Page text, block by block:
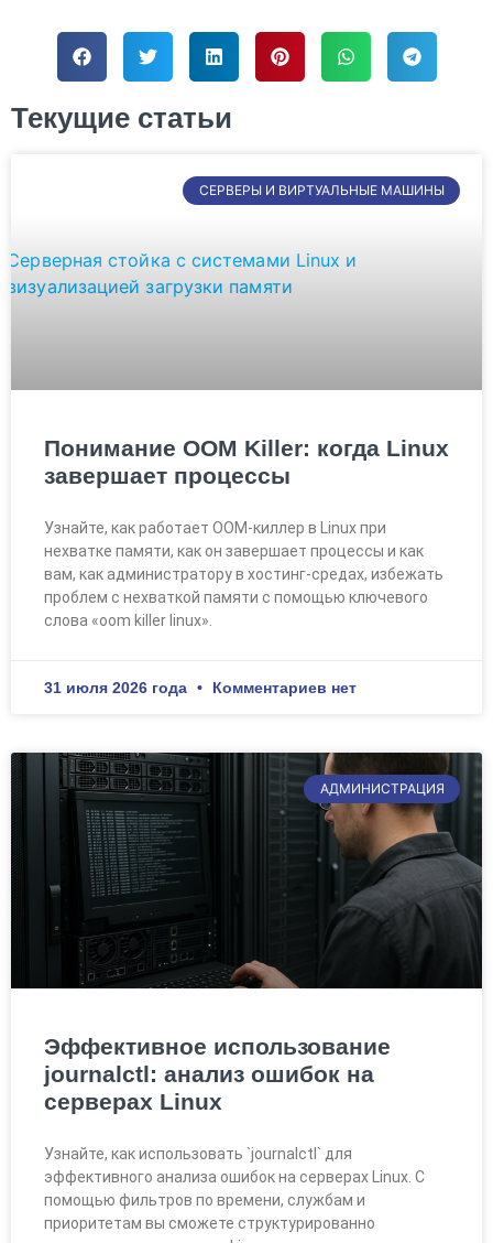
Текущие статьи
СЕРВЕРЫ И ВИРТУАЛЬНЫЕ МАШИНЫ
Понимание OOM Killer: когда Linux
завершает процессы
Узнайте, как работает OOM-киллер в Linux при
нехватке памяти, как он завершает процессы и как
вам, как администратору в хостинг-средах, избежать
проблем с нехваткой памяти с помощью ключевого
слова «oom killer linux».
31 июля 2026 года Комментариев нет
АДМИНИСТРАЦИЯ
Эффективное использование
journalctl: анализ ошибок на
серверах Linux
Узнайте, как использовать `journalctl` для
эффективного анализа ошибок на серверах Linux. С
помощью фильтров по времени, службам и
приоритетам вы сможете структурированно